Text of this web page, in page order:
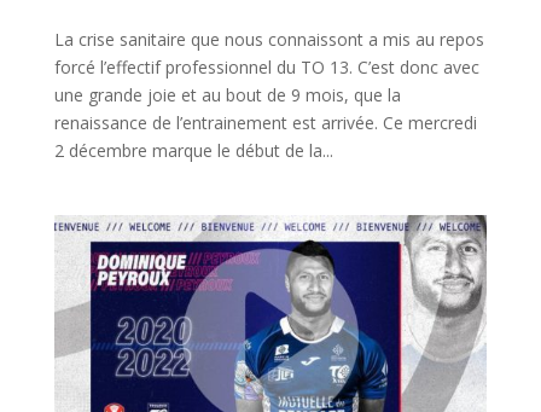
La crise sanitaire que nous connaissont a mis au repos
forcé l’effectif professionnel du TO 13. C’est donc avec
une grande joie et au bout de 9 mois, que la
renaissance de l’entrainement est arrivée. Ce mercredi
2 décembre marque le début de la...